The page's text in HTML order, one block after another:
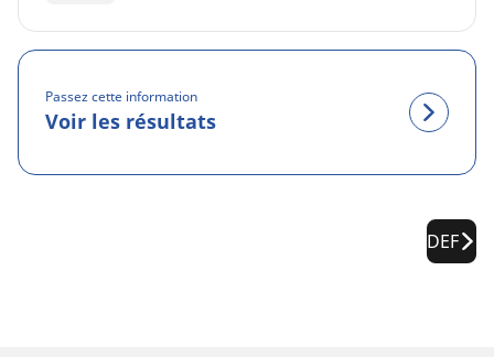
Passez cette information
Voir les résultats
DEF